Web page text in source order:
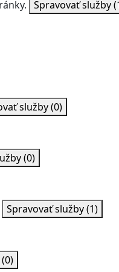
Spravovať služby
služby(0)
(0)
Spravovať služby(1)
(0)